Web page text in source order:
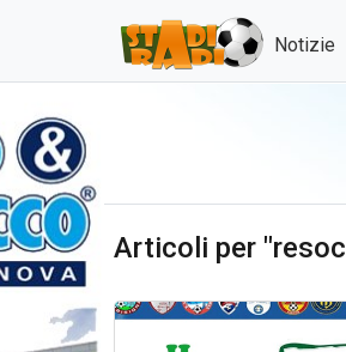
Notizie
Articoli per